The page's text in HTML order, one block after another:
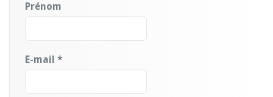
Prénom
E-mail *